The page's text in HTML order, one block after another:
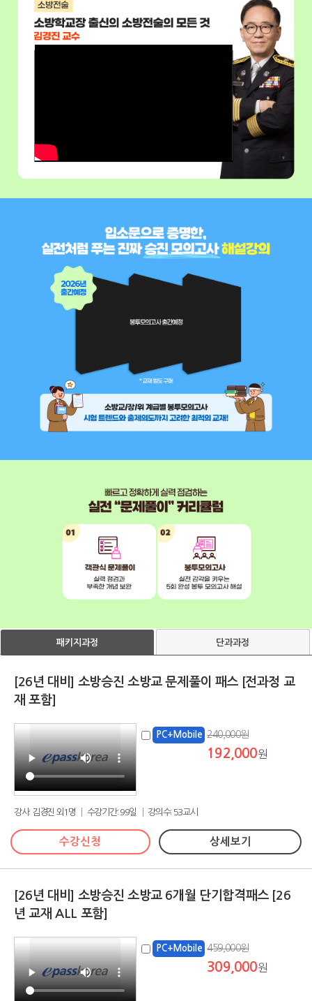
패키지과정 단과과정
[26년 대비] 소방승진 소방교 문제풀이 패스 [전과정 교
재 포함]
PC+Mobile 240,000원
192,000원
강사: 김경진 외1명 │ 수강기간: 99일 │ 강의수: 53교시
수강신청 상세보기
[26년 대비] 소방승진 소방교 6개월 단기합격패스 [26
년 교재 ALL 포함]
PC+Mobile 459,000원
309,000원